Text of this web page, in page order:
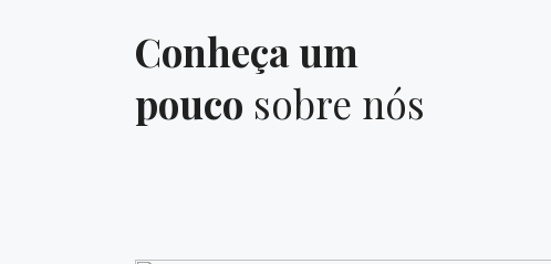
Conheça um
pouco sobre nós